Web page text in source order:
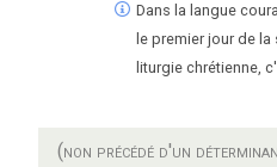
Dans la langue
le premier jour de
liturgie chrétienne,
(non précédé d'un